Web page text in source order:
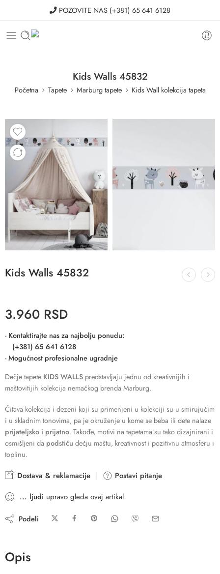
POZOVITE NAS (+381) 65 641 6128
Kids Walls 45832
Početna Tapete Marburg tapete Kids Wall kolekcija tapeta
Kids Walls 45832
3.960 RSD
- Kontaktirajte nas za najbolju ponudu:
(+381) 65 641 6128
- Mogućnost profesionalne ugradnje
Dečje tapete KIDS WALLS predstavljaju jednu od kreativnijih i
maštovitijih kolekcija nemačkog brenda Marburg.
Čitava kolekcija i dezeni koji su primenjeni u kolekciji su u smirujućim
i u skladnim tonovima, pa je okruženje u kome se beba ili dete nalaze
prijateljsko i prijatno. Takođe, motivi na tapetama su tako dizajnirani i
osmišljeni da podstiču dečju maštu, kreativnost i pozitivnu atmosferu i
toplinu.
Dostava & reklamacije
Postavi pitanje
... ljudi upravo gleda ovaj artikal
Podeli
Opis